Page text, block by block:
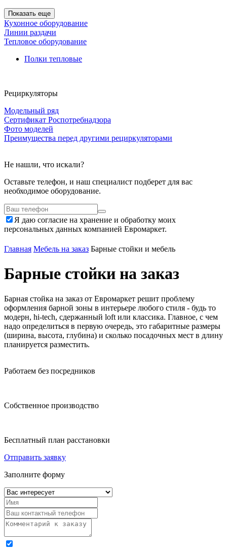
Показать еще
Кухонное оборудование
Линии раздачи
Тепловое оборудование
Полки тепловые
Рециркуляторы
Модельный ряд
Сертификат Роспотребнадзора
Фото моделей
Преимущества перед другими рециркуляторами
Не нашли, что искали?
Оставьте телефон, и наш специалист подберет для вас
необходимое оборудование.
Я даю согласие на хранение и обработку моих
персональных данных компанией Евромаркет.
Главная Мебель на заказ Барные стойки и мебель
Барные стойки на заказ
Барная стойка на заказ от Евромаркет решит проблему
оформления барной зоны в интерьере любого стиля - будь то
модерн, hi-tech, сдержанный loft или классика. Главное, с чем
надо определиться в первую очередь, это габаритные размеры
(ширина, высота, глубина) и сколько посадочных мест в длину
планируется разместить.
Работаем без посредников
Собственное производство
Бесплатный план расстановки
Отправить заявку
Заполните форму